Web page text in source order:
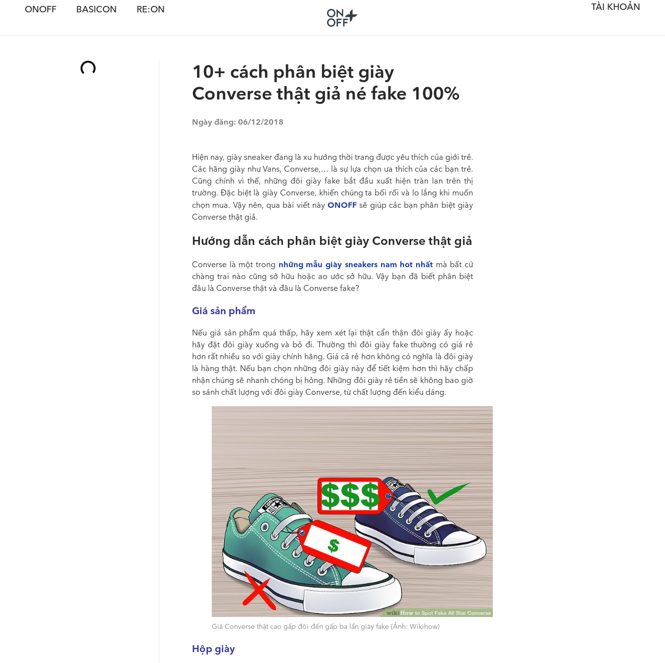
ONOFF BASICON RE:ON TÀI KHOẢN
10+ cách phân biệt giày
Converse thật giả né fake 100%
Ngày đăng: 06/12/2018
Hiện nay, giày sneaker đang là xu hướng thời trang được yêu thích của giới trẻ.
Các hãng giày như Vans, Converse,… là sự lựa chọn ưa thích của các bạn trẻ.
Cũng chính vì thế, những đôi giày fake bắt đầu xuất hiện tràn lan trên thị
trường. Đặc biệt là giày Converse, khiến chúng ta bối rối và lo lắng khi muốn
chọn mua. Vậy nên, qua bài viết nàyONOFF sẽ giúp các bạn phân biệt giày
Converse thật giả.
Hướng dẫn cách phân biệt giày Converse thật giả
Converse là một trong những mẫu giày sneakers nam hot nhấtmà bất cứ
chàng trai nào cũng sở hữu hoặc ao ước sở hữu. Vậy bạn đã biết phân biệt
đâu là Converse thật và đâu là Converse fake?
Giá sản phẩm
Nếu giá sản phẩm quá thấp, hãy xem xét lại thật cẩn thận đôi giày ấy hoặc
hãy đặt đôi giày xuống và bỏ đi. Thường thì đôi giày fake thường có giá rẻ
hơn rất nhiều so với giày chính hãng. Giá cả rẻ hơn không có nghĩa là đôi giày
là hàng thật. Nếu bạn chọn những đôi giày này để tiết kiệm hơn thì hãy chấp
nhận chúng sẽ nhanh chóng bị hỏng. Những đôi giày rẻ tiền sẽ không bao giờ
so sánh chất lượng với đôi giày Converse, từ chất lượng đến kiểu dáng.
Giá Converse thật cao gấp đôi đến gấp ba lần giày fake (Ảnh: Wikihow)
Hộp giày